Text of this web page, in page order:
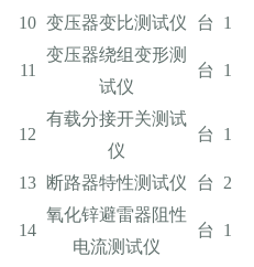
10 变压器变比测试仪 台 1
11
变压器绕组变形测
试仪
台 1
12
有载分接开关测试
仪
台 1
13 断路器特性测试仪 台 2
14
氧化锌避雷器阻性
电流测试仪
台 1